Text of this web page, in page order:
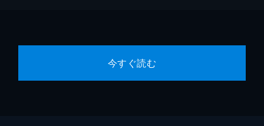
今すぐ読む